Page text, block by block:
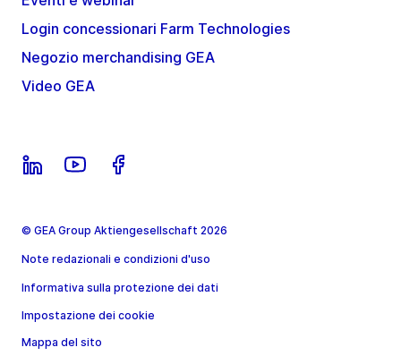
Login concessionari Farm Technologies
Negozio merchandising GEA
Video GEA
© GEA Group Aktiengesellschaft 2026
Note redazionali e condizioni d'uso
Informativa sulla protezione dei dati
Impostazione dei cookie
Mappa del sito